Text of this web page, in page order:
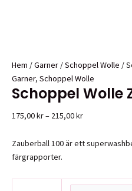
Hem /Garner /Schoppel Wolle /
Garner, Schoppel Wolle
Schoppel Wolle
175,00kr– 215,00krPrisintervall:
till
Zauberball 100 är ett
färgrapporter.